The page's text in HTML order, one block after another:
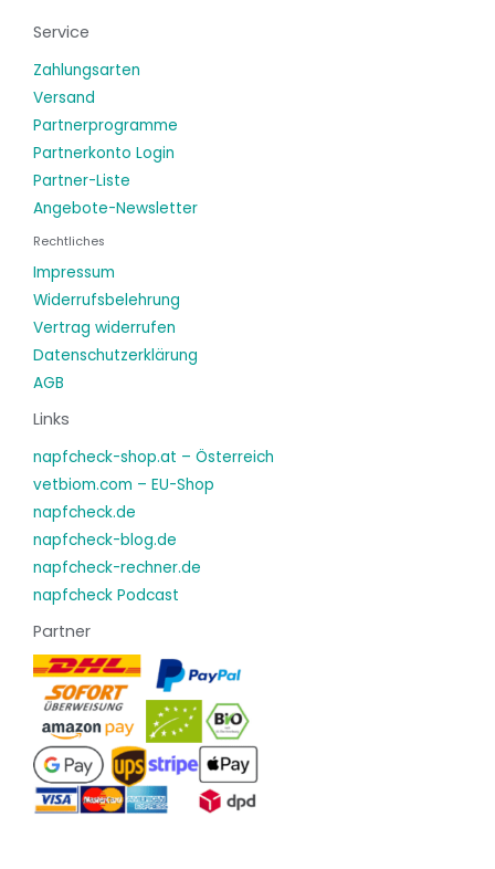
Service
Zahlungsarten
Versand
Partnerprogramme
Partnerkonto Login
Partner-Liste
Angebote-Newsletter
Rechtliches
Impressum
Widerrufsbelehrung
Vertrag widerrufen
Datenschutzerklärung
AGB
Links
napfcheck-shop.at – Österreich
vetbiom.com – EU-Shop
napfcheck.de
napfcheck-blog.de
napfcheck-rechner.de
napfcheck Podcast
Partner